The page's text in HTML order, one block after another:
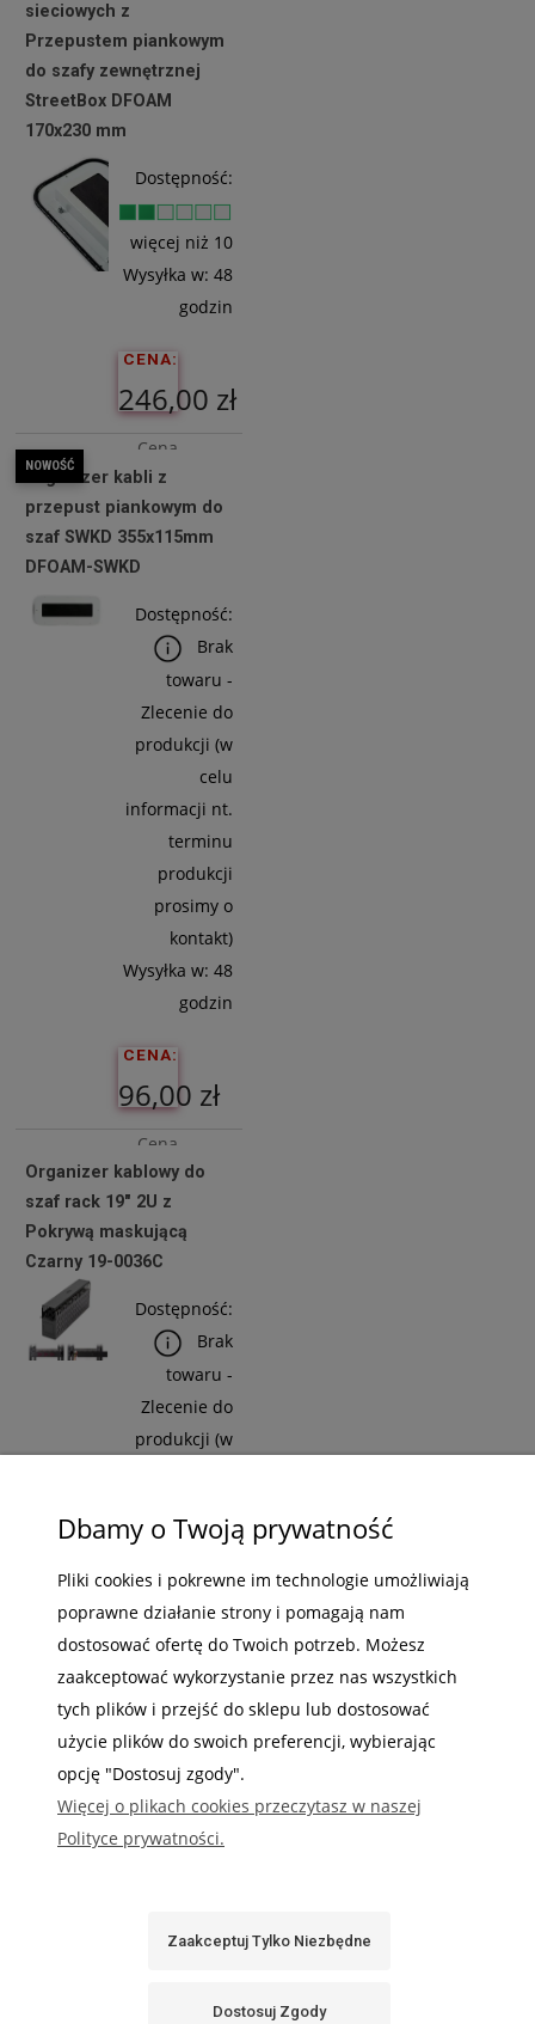
83,74 zł
sieciowych z
Przepustem piankowym
do szafy zewnętrznej
StreetBox DFOAM
170x230 mm
Dostępność:
więcej niż 10
Wysyłka w: 48
godzin
CENA:
246,00 zł
Cena
netto:
200,00 zł
Do
Koszyka
Organizer kabli z
przepust piankowym do
szaf SWKD 355x115mm
DFOAM-SWKD
Dostępność:
Brak
towaru -
Zlecenie do
produkcji (w
celu
informacji nt.
terminu
produkcji
prosimy o
kontakt)
Wysyłka w: 48
godzin
CENA:
96,00 zł
Cena
netto:
78,05 zł
Do
Koszyka
NOWOŚĆ
Organizer kablowy do
szaf rack 19" 2U z
Pokrywą maskującą
Czarny 19-0036C
Dostępność:
Brak
towaru -
Zlecenie do
produkcji (w
terminu
produkcji
prosimy o
kontakt)
Wysyłka w:
godzin
CENA:
78,00 zł
Cena
Dbamy o Twoją prywatność
Pliki cookies i pokrewne im technologie umożliwiają
poprawne działanie strony i pomagają nam
dostosować ofertę do Twoich potrzeb. Możesz
zaakceptować wykorzystanie przez nas wszystkich
tych plików i przejść do sklepu lub dostosować
użycie plików do swoich preferencji, wybierając
opcję "Dostosuj zgody".
Więcej o plikach cookies przeczytasz w naszej
Polityce prywatności.
Zaakceptuj Tylko Niezbędne
Dostosuj Zgody